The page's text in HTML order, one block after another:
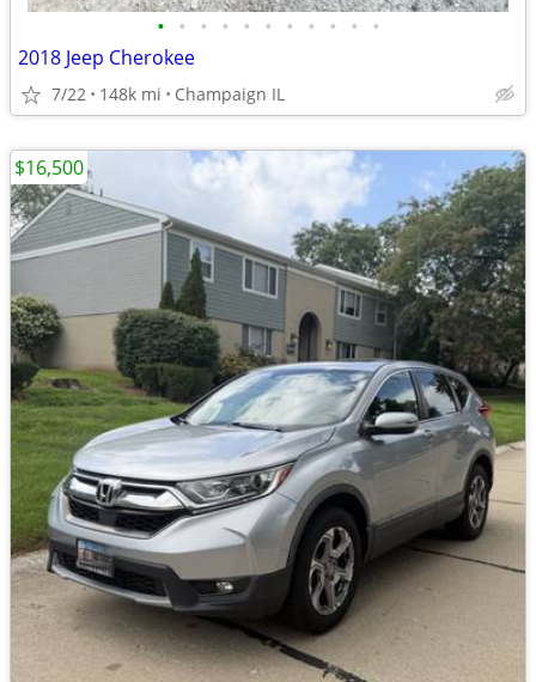
• • • • • • • • • • •
2018 Jeep Cherokee
7/22 148k mi Champaign IL
$16,500